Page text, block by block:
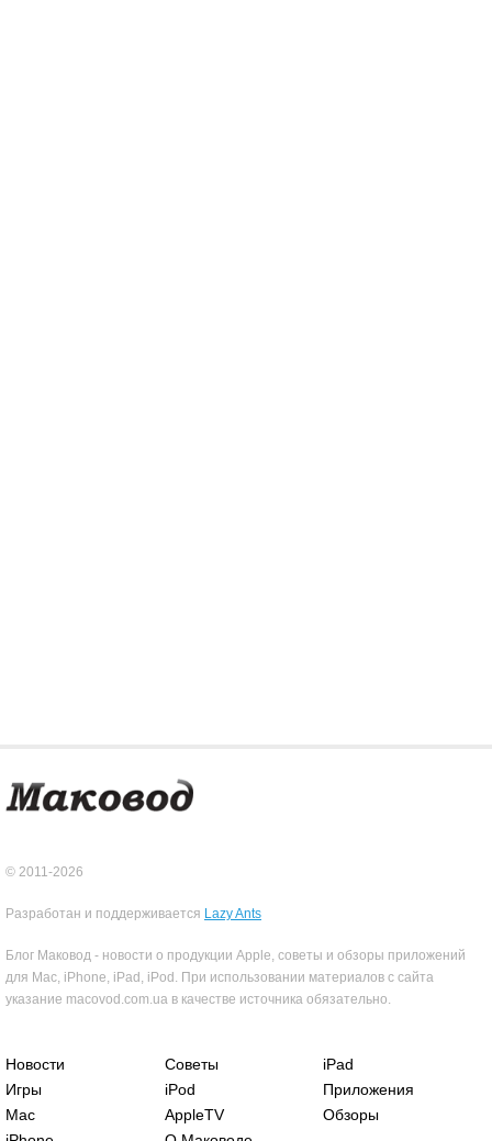
© 2011-2026
Разработан и поддерживается Lazy Ants
Блог Маковод - новости о продукции Apple, советы и обзоры приложений
для Mac, iPhone, iPad, iPod. При использовании материалов с сайта
указание macovod.com.ua в качестве источника обязательно.
Новости Советы
iPad
Игры
iPod
Приложения
Mac
AppleTV
Обзоры